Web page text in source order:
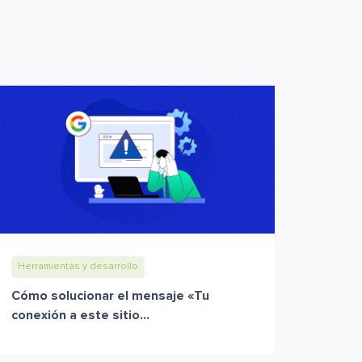
Herramientas y desarrollo
Cómo solucionar el mensaje «Tu
conexión a este sitio...